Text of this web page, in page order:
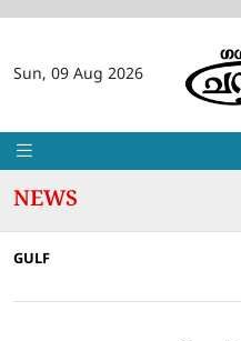
Sun, 09 Aug 2026
NEWS
GULF